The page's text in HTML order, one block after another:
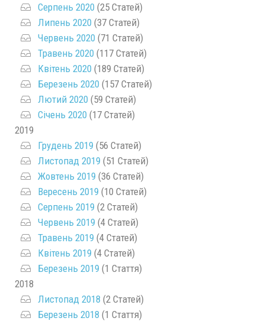
Серпень 2020 (25 Статей)
Липень 2020 (37 Статей)
Червень 2020 (71 Статей)
Травень 2020 (117 Статей)
Квітень 2020 (189 Статей)
Березень 2020 (157 Статей)
Лютий 2020 (59 Статей)
Січень 2020 (17 Статей)
2019
Грудень 2019 (56 Статей)
Листопад 2019 (51 Статей)
Жовтень 2019 (36 Статей)
Вересень 2019 (10 Статей)
Серпень 2019 (2 Статей)
Червень 2019 (4 Статей)
Травень 2019 (4 Статей)
Квітень 2019 (4 Статей)
Березень 2019 (1 Стаття)
2018
Листопад 2018 (2 Статей)
Березень 2018 (1 Стаття)